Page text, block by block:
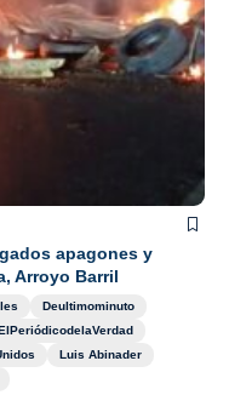
apagones y
Arroyo Barril
Deultimominuto
ElPeriódicodelaVerdad
Luis Abinader